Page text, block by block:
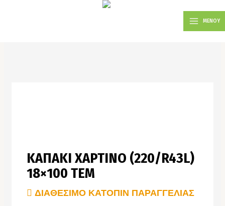
MAIN
MENUΜΕΝΟΥ
KAΠΑΚΙ ΧΑΡΤΙΝΟ (220/R43L)
18×100 TEM
ΔΙΑΘΈΣΙΜΟ ΚΑΤΌΠΙΝ ΠΑΡΑΓΓΕΛΊΑΣ